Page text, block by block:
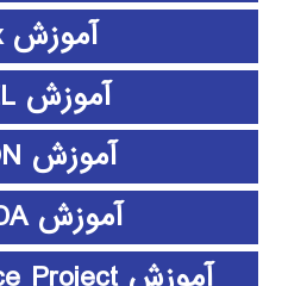
آموزش Latex
آموزش LISREL
آموزش LUMION
آموزش MAXQDA